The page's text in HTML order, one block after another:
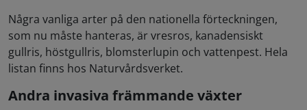
Några vanliga arter på den nationella förteckningen,
som nu måste hanteras, är vresros, kanadensiskt
gullris, höstgullris, blomsterlupin och vattenpest. Hela
listan finns hos Naturvårdsverket.
Andra invasiva främmande växter